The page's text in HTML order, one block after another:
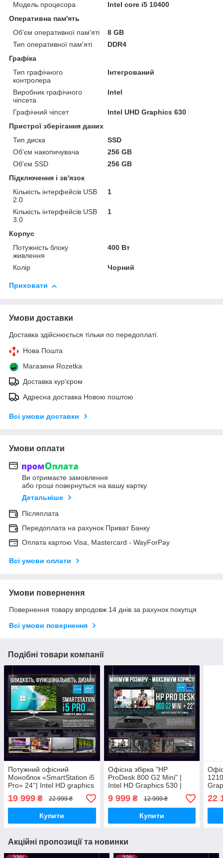
Модель процесора
Intel core i5 10400
Оперативна пам'ять
Об'єм оперативної пам'яті
8 GB
Тип оперативної пам'яті
DDR4
Графіка
Тип графічного
контролера
Інтегрований
Виробник графічного
чіпсета
Intel
Графічний чіпсет
Intel UHD Graphics 630
Пристрої зберігання даних
Тип диска
SSD
Об'єм накопичувача
256 GB
Об'єм SSD
256 GB
Підключення і зв'язок
Кількість інтерфейсів USB
2.0
1
Кількість інтерфейсів USB
3.0
1
Корпус
Потужність блоку
живлення
400 Вт
Колір Чорний
Приховати
Умови доставки
Доставка здійснюється тільки по передоплаті.
Нова Пошта
Магазини Rozetka
Доставка кур'єром
Адресна доставка Новою поштою
Всі умови доставки
Умови оплати
Ви отримаєте замовлення
або гроші повернуться на вашу картку
Детальніше
Післяплата
Передоплата на рахунок Приват Банку
Оплата картою Visa, Mastercard - WayForPay
Всі умови оплати
Умови повернення
Повернення товару впродовж 14 днів за рахунок покупця
Всі умови повернення
Подібні товари компанії
Потужний офісний
Моноблок «SmartStation i5
Pro» 24''| Intel HD graphics
530 | Intel i5-6500 |SSD |
Wi-Fi | WIN11
19 999 ₴ 22 999 ₴
Купити
Офісна збірка "HP
ProDesk 800 G2 Mini" |
Intel HD Graphics 530 |
Intel i5 6500T |SSD M.2|
Wi-Fi | WIN10|Монітор LED
IPS 22" | Клав
9 999₴ 12 999 ₴
Купити
22"|
22
Акційні пропозиції та новинки